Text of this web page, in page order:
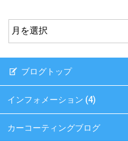
ブログトップ
インフォメーション (4)
カーコーティングブログ